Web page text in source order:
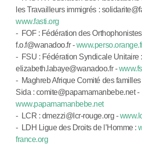
les Travailleurs immigrés :
www.fasti.org
- FOF : Fédération des
f.o.f@wanadoo.fr -
- FSU : Fédération Syndicale Unitaire :
elizabeth.labaye@wanadoo.fr -
- Maghreb Afrique Comité des
Sida : comite@papamamanbebe.net -
www.papamamanbebe.net
- LCR : dmezzi@lcr-rouge.org -
- LDH Ligue des Droits de l’Homme :
france.org